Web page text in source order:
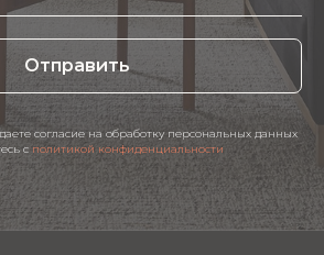
Отправить
согласие на обработку персональных данных
c политикой конфиденциальности